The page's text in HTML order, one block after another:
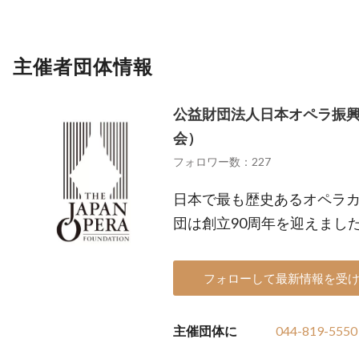
主催者団体情報
公益財団法人日本オペラ振
会）
フォロワー数：227
日本で最も歴史あるオペラ
団は創立90周年を迎えまし
フォローして最新情報を受
主催団体に
044-819-5550